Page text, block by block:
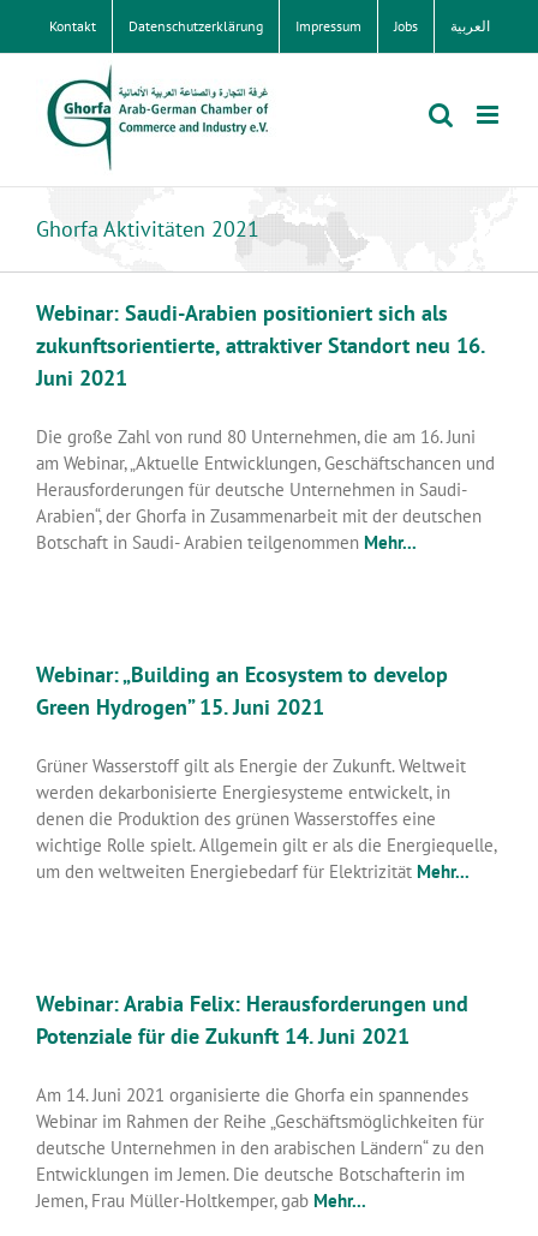
Kontakt Datenschutzerklärung Impressum Jobs العربية
Ghorfa Aktivitäten 2021
Webinar: Saudi-Arabien positioniert sich als
zukunftsorientierte, attraktiver Standort neu 16.
Juni 2021
Die große Zahl von rund 80 Unternehmen, die am 16. Juni
am Webinar, „Aktuelle Entwicklungen, Geschäftschancen und
Herausforderungen für deutsche Unternehmen in Saudi-
Arabien“, der Ghorfa in Zusammenarbeit mit der deutschen
Botschaft in Saudi- Arabien teilgenommen Mehr...
Webinar: „Building an Ecosystem to develop
Green Hydrogen” 15. Juni 2021
Grüner Wasserstoff gilt als Energie der Zukunft. Weltweit
werden dekarbonisierte Energiesysteme entwickelt, in
denen die Produktion des grünen Wasserstoffes eine
wichtige Rolle spielt. Allgemein gilt er als die Energiequelle,
um den weltweiten Energiebedarf für Elektrizität Mehr...
Webinar: Arabia Felix: Herausforderungen und
Potenziale für die Zukunft 14. Juni 2021
Am 14. Juni 2021 organisierte die Ghorfa ein spannendes
Webinar im Rahmen der Reihe „Geschäftsmöglichkeiten für
deutsche Unternehmen in den arabischen Ländern“ zu den
Entwicklungen im Jemen. Die deutsche Botschafterin im
Jemen, Frau Müller-Holtkemper, gab Mehr...